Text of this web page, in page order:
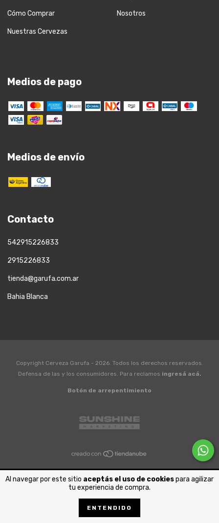
Al navegar por este sitio aceptás el uso de cookiespara agilizar
tu experiencia de compra.
ENTENDIDO
Cómo Comprar Nosotros
Nuestras Cervezas
Medios de pago
Medios de envío
Contacto
542915226833
2915226833
tienda@garufa.com.ar
Bahia Blanca
Copyright Cerveza Garufa - 2026. Todos los derechos reservados.
Defensa de las y los consumidores. Para reclamos ingresá acá.
Botón de arrepentimiento